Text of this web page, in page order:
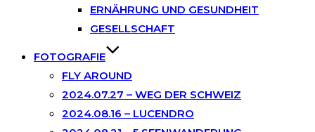
ERNÄHRUNG UND GESUNDHEIT
GESELLSCHAFT
FOTOGRAFIE
FLY AROUND
2024.07.27 – WEG DER SCHWEIZ
2024.08.16 – LUCENDRO